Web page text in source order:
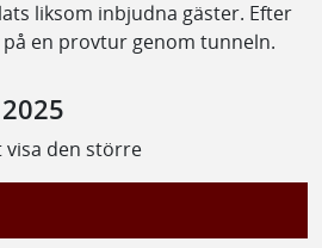
liksom inbjudna gäster. Efter
en provtur genom tunneln.
visa den större